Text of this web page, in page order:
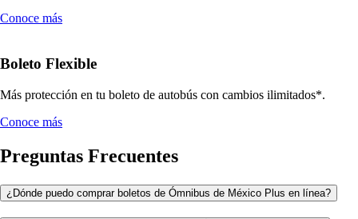
Conoce más
Boleto Flexible
Más protección en tu boleto de autobús con cambios ilimitados*.
Conoce más
Preguntas Frecuentes
¿Dónde puedo comprar boletos de Ómnibus de México Plus en línea?